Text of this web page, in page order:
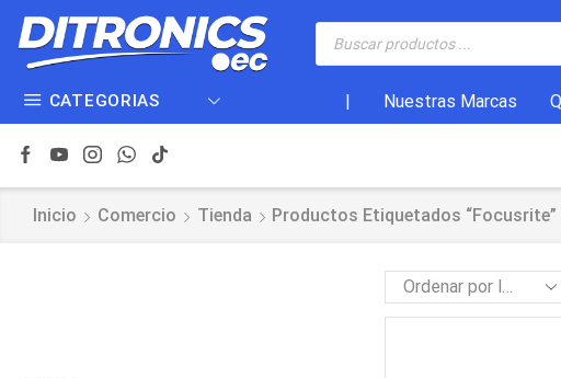
CATEGORIAS Nuestras Marcas
Inicio Comercio Tienda Productos Etiquetados “Focusrite”